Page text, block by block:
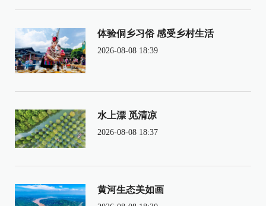
体验侗乡习俗 感受乡村生活
2026-08-08 18:39
水上漂 觅清凉
2026-08-08 18:37
黄河生态美如画